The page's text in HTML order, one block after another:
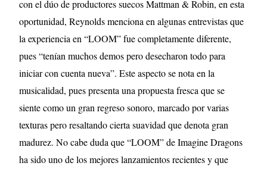
con el dúo de productores suecos Mattman & Robin, en esta
oportunidad, Reynolds menciona en algunas entrevistas que
la experiencia en “LOOM” fue completamente diferente,
pues “tenían muchos demos pero desecharon todo para
iniciar con cuenta nueva”. Este aspecto se nota en la
musicalidad, pues presenta una propuesta fresca que se
siente como un gran regreso sonoro, marcado por varias
texturas pero resaltando cierta suavidad que denota gran
madurez. No cabe duda que “LOOM” de Imagine Dragons
ha sido uno de los mejores lanzamientos recientes y que